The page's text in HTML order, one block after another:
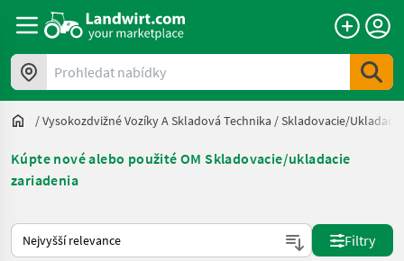
Prohledat nabídky
/Vysokozdvižné Vozíky A Skladová Technika /Skladovacie/
Kúpte nové alebo použité OM Skladovacie/ukladacie
zariadenia
Takto se řadí nabídky na Landwirt.com
Filtry